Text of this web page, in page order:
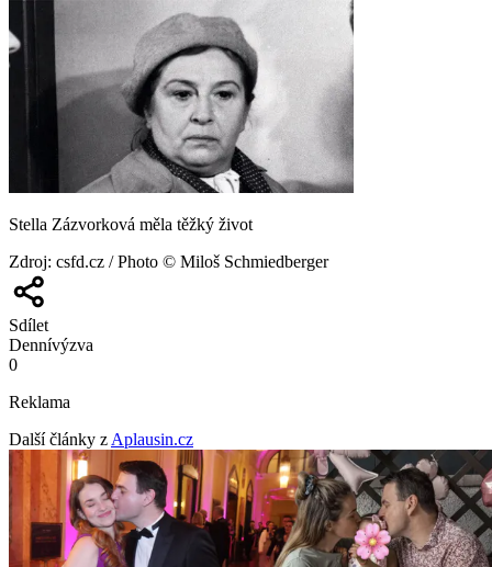
Stella Zázvorková měla těžký život
Zdroj: csfd.cz / Photo © Miloš Schmiedberger
Sdílet
Dennívýzva
0
Reklama
Další články z Aplausin.cz